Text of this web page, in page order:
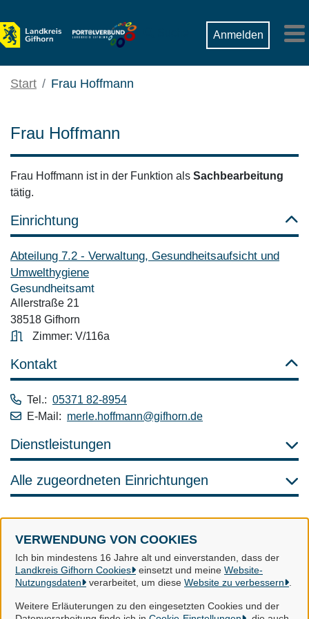
VERWENDUNG VON COOKIES
Ich bin mindestens 16 Jahre alt und einverstanden, dass der
Landkreis Gifhorn Cookies
einsetzt und meine Website-
Nutzungsdaten
verarbeitet, um diese Website zu verbessern
Weitere Erläuterungen zu den eingesetzten Cookies und der
Anmelden
Start Frau Hoffmann
Frau Hoffmann
Frau Hoffmann ist in der Funktion als Sachbearbeitung
tätig.
Einrichtung
Abteilung 7.2 - Verwaltung, Gesundheitsaufsicht und
Umwelthygiene
Gesundheitsamt
Allerstraße 21
38518 Gifhorn
Zimmer: V/116a
Kontakt
Tel.: 05371 82-8954
E-Mail: merle.hoffmann@gifhorn.de
Dienstleistungen
Alle zugeordneten Einrichtungen
Landkreis Gifhorn
Alle Rechte vorbehalten